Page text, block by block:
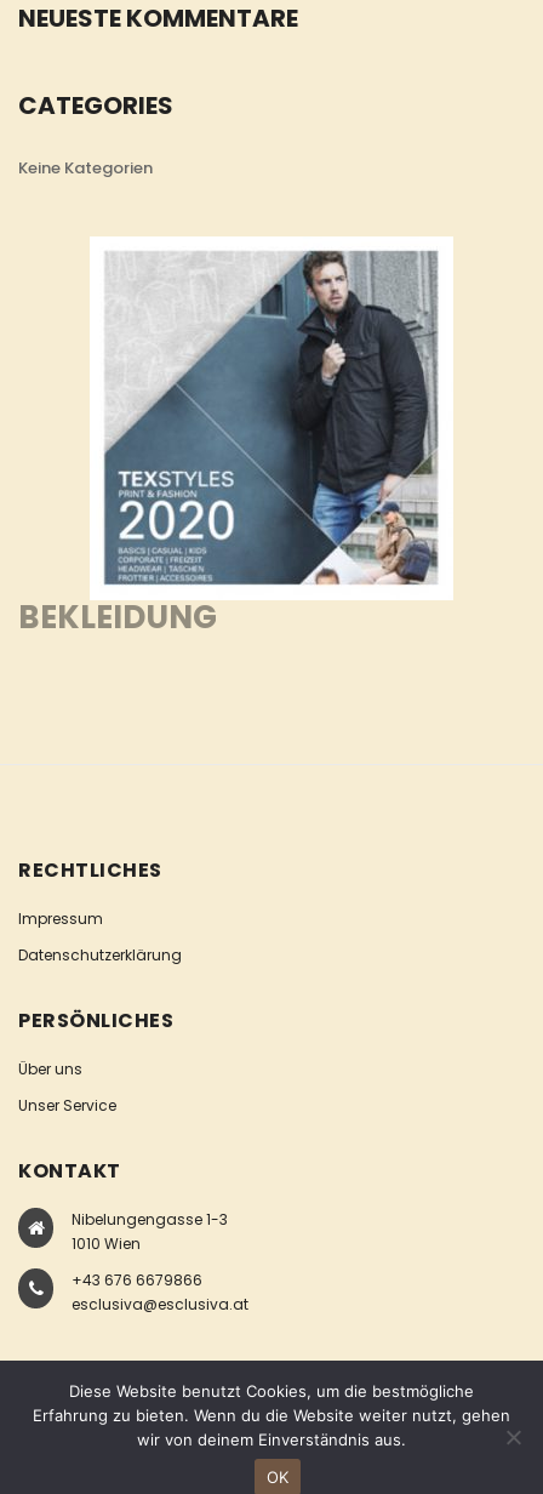
NEUESTE KOMMENTARE
CATEGORIES
Keine Kategorien
BEKLEIDUNG
RECHTLICHES
Impressum
Datenschutzerklärung
PERSÖNLICHES
Über uns
Unser Service
KONTAKT
Nibelungengasse 1-3
1010 Wien
+43 676 6679866
esclusiva@esclusiva.at
COPYRIGHT © ESCLUSIVA
Diese Website benutzt Cookies, um die bestmögliche
Erfahrung zu bieten. Wenn du die Website weiter nutzt, gehen
wir von deinem Einverständnis aus.
OK